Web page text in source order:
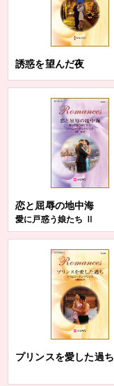
誘惑を望んだ夜
恋と屈辱の地中海
愛に戸惑う娘たち Ⅱ
プリンスを愛した過ち